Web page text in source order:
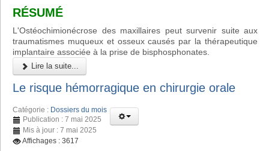
RÉSUMÉ
L'Ostéochimionécrose des maxillaires peut survenir suite aux
traumatismes muqueux et osseux causés par la thérapeutique
implantaire associée à la prise de bisphosphonates.
Lire la suite...
Le risque hémorragique en chirurgie orale
Catégorie : Dossiers du mois
Publication : 7 mai 2025
Mis à jour : 7 mai 2025
Affichages : 3617